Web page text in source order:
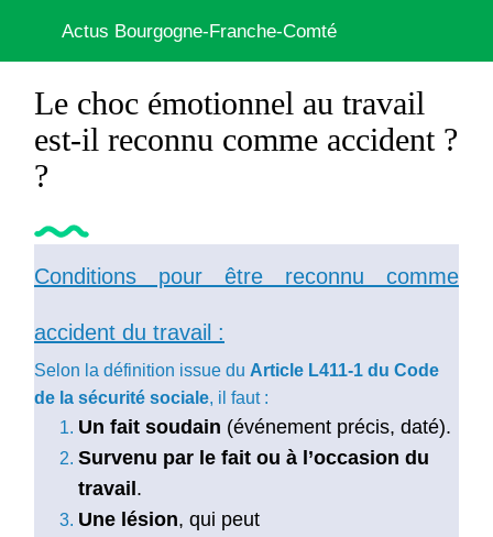
Actus Bourgogne-Franche-Comté
Le choc émotionnel au travail
est-il reconnu comme accident ?
?
Conditions pour être reconnu comme
accident du travail :
Selon la définition issue du Article L411-1 du Code
de la sécurité sociale, il faut :
Un fait soudain (événement précis, daté).
Survenu par le fait ou à l’occasion du
travail.
Une lésion, qui peut